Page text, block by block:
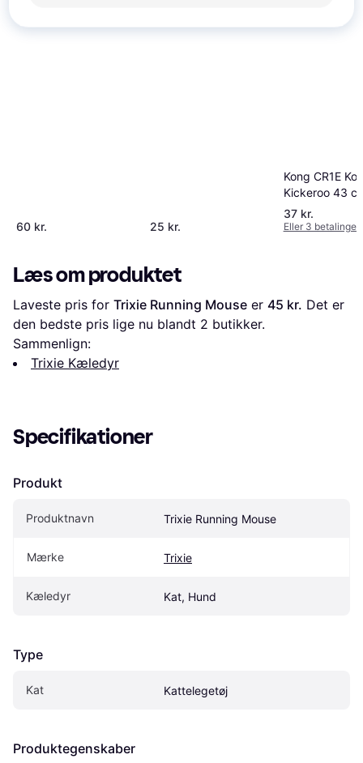
60 kr. 25 kr.
Kong CR1E
Kickeroo 43
37 kr.
Eller 3 betalinger
Læs om produktet
Laveste pris for Trixie Running Mouse er 45 kr. Det er
den bedste pris lige nu blandt 2 butikker.
Sammenlign:
Trixie Kæledyr
Specifikationer
Produkt
Produktnavn Trixie Running Mouse
Mærke Trixie
Kæledyr Kat, Hund
Type
Kat Kattelegetøj
Produktegenskaber